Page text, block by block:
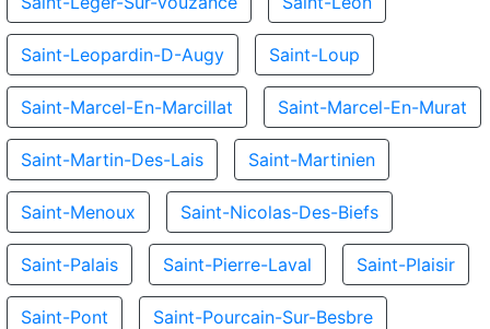
Saint-Leopardin-D-Augy Saint-Loup
Saint-Marcel-En-Marcillat Saint-Marcel-En-Murat
Saint-Martin-Des-Lais Saint-Martinien
Saint-Menoux Saint-Nicolas-Des-Biefs
Saint-Palais Saint-Pierre-Laval Saint-Plaisir
Saint-Pont Saint-Pourcain-Sur-Besbre